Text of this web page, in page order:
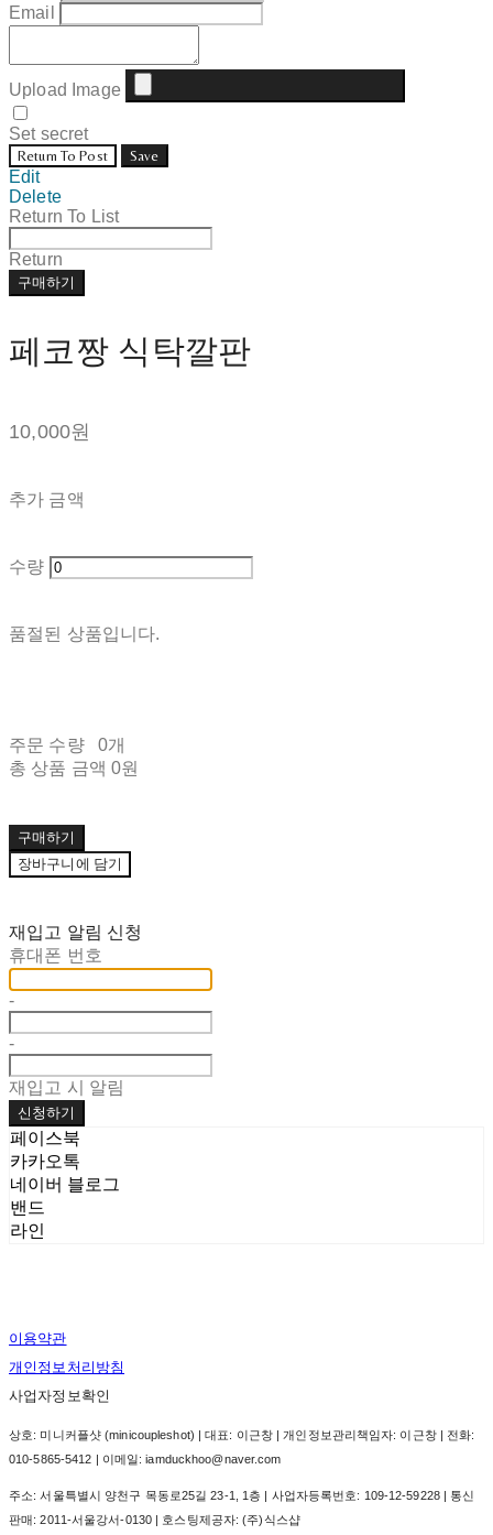
Email
Upload Image
Set secret
Return To Post Save
Edit
Delete
Return To List
Return
구매하기
페코짱 식탁깔판
10,000원
추가 금액
수량
품절된 상품입니다.
주문 수량
0개
총 상품 금액 0원
구매하기
장바구니에 담기
재입고 알림 신청
휴대폰 번호
-
-
재입고 시 알림
신청하기
페이스북
카카오톡
네이버 블로그
밴드
라인
이용약관
개인정보처리방침
사업자정보확인
상호: 미니커플샷 (minicoupleshot) | 대표: 이근창 | 개인정보관리책임자: 이근창 | 전화:
010-5865-5412 | 이메일: iamduckhoo@naver.com
주소: 서울특별시 양천구 목동로25길 23-1, 1층 | 사업자등록번호: 109-12-59228| 통신
판매:2011-서울강서-0130 | 호스팅제공자: (주)식스샵